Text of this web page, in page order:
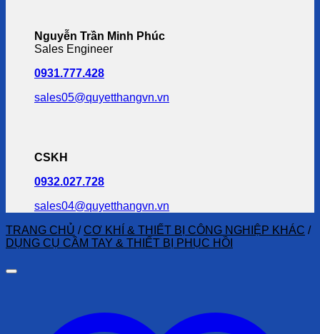
Nguyễn Trần Minh Phúc
Sales Engineer
0931.777.428
sales05@quyetthangvn.vn
CSKH
0932.027.728
sales04@quyetthangvn.vn
TRANG CHỦ / CƠ KHÍ & THIẾT BỊ CÔNG NGHIỆP KHÁC /
DỤNG CỤ CẦM TAY & THIẾT BỊ PHỤC HỒI